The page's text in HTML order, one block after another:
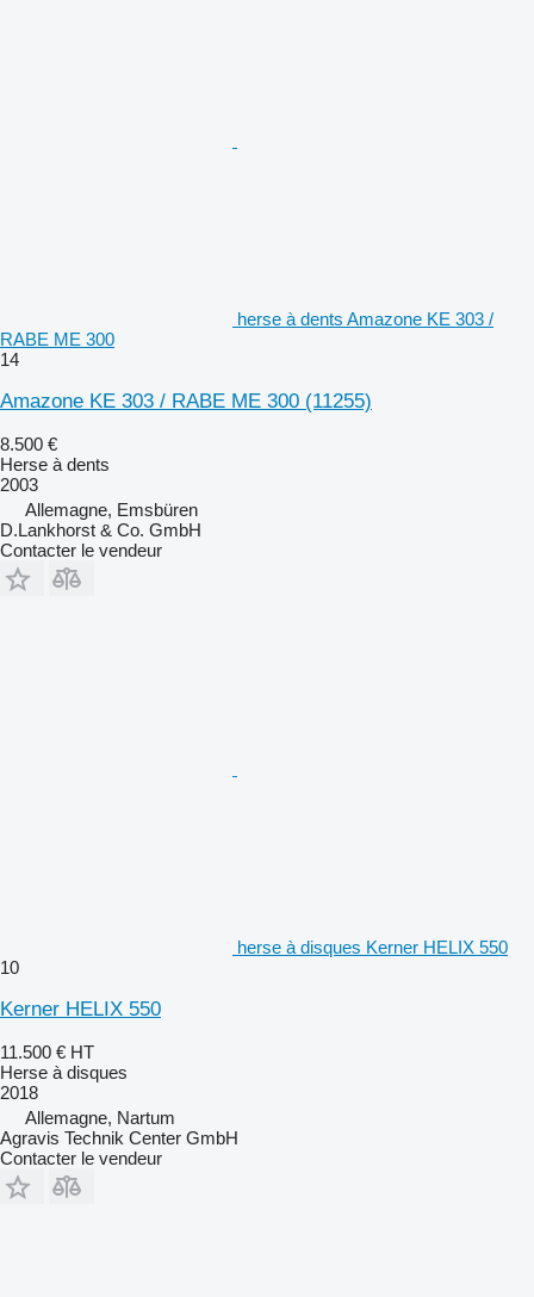
herse à dents Amazone KE 303 /
RABE ME 300
14
Amazone KE 303 / RABE ME 300 (11255)
8.500 €
Herse à dents
2003
Allemagne, Emsbüren
D.Lankhorst & Co. GmbH
Contacter le vendeur
herse à disques Kerner HELIX 550
10
Kerner HELIX 550
11.500 € HT
Herse à disques
2018
Allemagne, Nartum
Agravis Technik Center GmbH
Contacter le vendeur